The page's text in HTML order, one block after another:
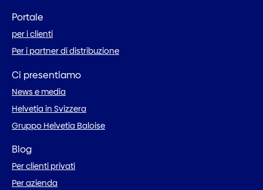
Portale
per i clienti
Per i partner di distribuzione
Ci presentiamo
News e media
Helvetia in Svizzera
Gruppo Helvetia Baloise
Blog
Per clienti privati
Per azienda